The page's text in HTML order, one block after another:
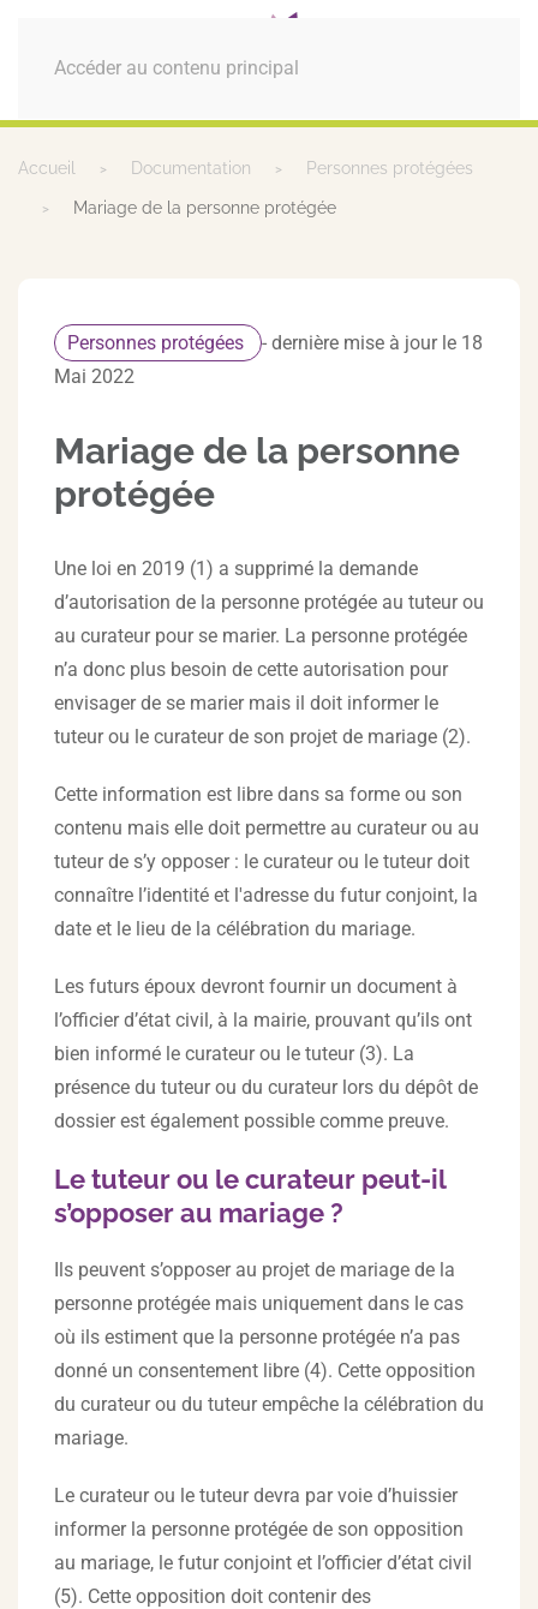
Accéder au contenu principal
MENU
Accueil Documentation Personnes protégées
Mariage de la personne protégée
Personnes protégées
- dernière mise à jour le 18
Mai 2022
Mariage de la personne
protégée
Une loi en 2019 (1) a supprimé la demande
d’autorisation de la personne protégée au tuteur ou
au curateur pour se marier. La personne protégée
n’a donc plus besoin de cette autorisation pour
envisager de se marier mais il doit informer le
tuteur ou le curateur de son projet de mariage (2).
Cette information est libre dans sa forme ou son
contenu mais elle doit permettre au curateur ou au
tuteur de s’y opposer : le curateur ou le tuteur doit
connaître l’identité et l'adresse du futur conjoint, la
date et le lieu de la célébration du mariage.
Les futurs époux devront fournir un document à
l’officier d’état civil, à la mairie, prouvant qu’ils ont
bien informé le curateur ou le tuteur (3). La
présence du tuteur ou du curateur lors du dépôt de
dossier est également possible comme preuve.
Le tuteur ou le curateur peut-il
s’opposer au mariage ?
Ils peuvent s’opposer au projet de mariage de la
personne protégée mais uniquement dans le cas
où ils estiment que la personne protégée n’a pas
donné un consentement libre (4). Cette opposition
du curateur ou du tuteur empêche la célébration du
mariage.
Le curateur ou le tuteur devra par voie d’huissier
informer la personne protégée de son opposition
au mariage, le futur conjoint et l’officier d’état civil
(5). Cette opposition doit contenir des